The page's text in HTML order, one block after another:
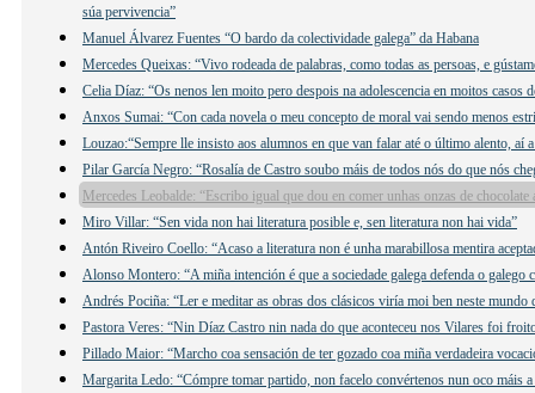
súa pervivencia”
Manuel Álvarez Fuentes “O bardo da colectividade galega” da Habana
Mercedes Queixas: “Vivo rodeada de palabras, como todas as persoas, e
Celia Díaz: “Os nenos len moito pero despois na adolescencia en moitos casos
Anxos Sumai: “Con cada novela o meu concepto de moral vai sendo menos
Louzao:“Sempre lle insisto aos alumnos en que van falar até o último alento, aí
Pilar García Negro: “Rosalía de Castro soubo máis de todos nós do que nós
Mercedes Leobalde: “Escribo igual que dou en comer unhas onzas de chocolate
Miro Villar: “Sen vida non hai literatura posible e, sen literatura non hai vida”
Antón Riveiro Coello: “Acaso a literatura non é unha marabillosa mentira
Alonso Montero: “A miña intención é que a sociedade galega defenda o galego
Andrés Pociña: “Ler e meditar as obras dos clásicos viría moi ben neste mundo
Pastora Veres: “Nin Díaz Castro nin nada do que aconteceu nos Vilares foi
Pillado Maior: “Marcho coa sensación de ter gozado coa miña verdadeira
Margarita Ledo: “Cómpre tomar partido, non facelo convértenos nun oco máis a